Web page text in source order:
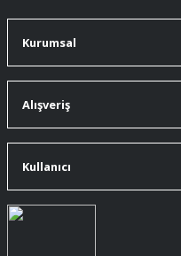
Kurumsal
Alışveriş
Kullanıcı